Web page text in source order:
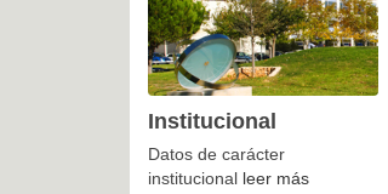
Institucional
Datos de carácter
institucional leer más